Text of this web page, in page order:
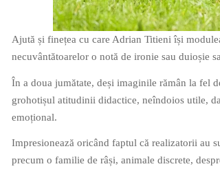
Ajută și finețea cu care Adrian Titieni își
necuvântătoarelor o notă de ironie sau duioșie
În a doua jumătate, deși imaginile rămân la fel
grohotișul atitudinii didactice, neîndoios utile,
emoțional.
Impresionează oricând faptul că realizatorii au
precum o familie de râși, animale discrete,